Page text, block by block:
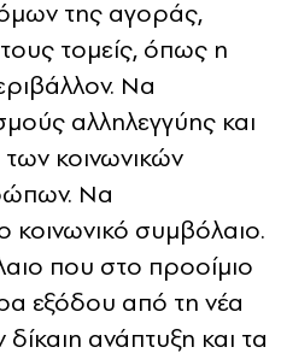
της αγοράς,
τομείς, όπως η
Να
αλληλεγγύης και
κοινωνικών
Να
συμβόλαιο.
που στο προοίμιο
εξόδου από τη νέα
ανάπτυξη και τα